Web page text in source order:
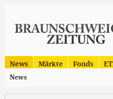
News Märkte Fonds
News